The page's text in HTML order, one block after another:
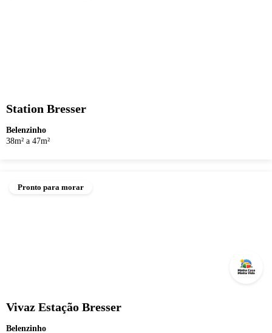
Station Bresser
Belenzinho
38m² a 47m²
Pronto para morar
Vivaz Estação Bresser
Belenzinho